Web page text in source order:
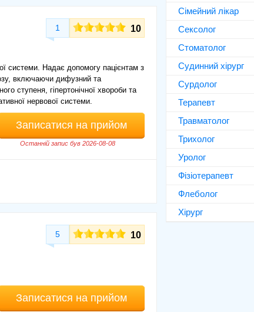
1 10
системи. Надає допомогу пацієнтам з
включаючи дифузний та
ступеня, гіпертонічної хвороби та
нервової системи.
Записатися на прийом
Останній запис був 2026-08-08
5 10
Записатися на прийом
Сімейний лікар
Сексолог
Стоматолог
Судинний хірург
Сурдолог
Терапевт
Травматолог
Трихолог
Уролог
Фізіотерапевт
Флеболог
Хірург